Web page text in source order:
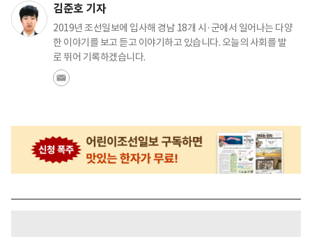
김준호 기자
2019년 조선일보에 입사해 경남 18개 시·군에서 일어나는 다양
한 이야기를 보고 듣고 이야기하고 있습니다. 오늘의 사회를 발
로 뛰어 기록하겠습니다.